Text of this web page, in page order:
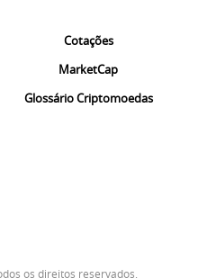
Cotações
MarketCap
Glossário Criptomoedas
os direitos reservados.